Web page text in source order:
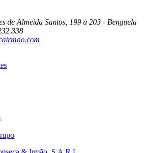
de Almeida Santos, 199 a 203 - Benguela
338